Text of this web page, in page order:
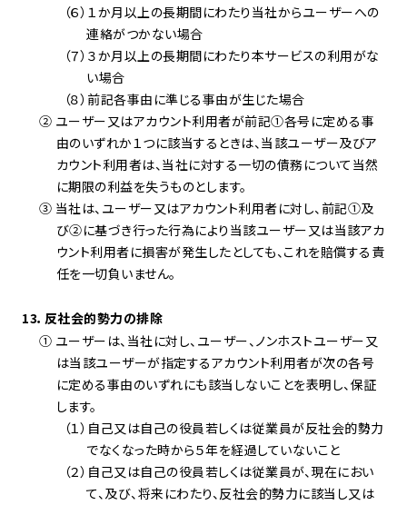
（６）１か月以上の長期間にわたり当社からユーザーへの
連絡がつかない場合
（７）３か月以上の長期間にわたり本サービスの利用がな
い場合
（８）前記各事由に準じる事由が生じた場合
② ユーザー又はアカウント利用者が前記①各号に定める事
由のいずれか１つに該当するときは、当該ユーザー及びア
カウント利用者は、当社に対する一切の債務について当然
に期限の利益を失うものとします。
③ 当社は、ユーザー又はアカウント利用者に対し、前記①及
び②に基づき行った行為により当該ユーザー又は当該アカ
ウント利用者に損害が発生したとしても、これを賠償する責
任を一切負いません。
13．反社会的勢力の排除
① ユーザーは、当社に対し、ユーザー、ノンホストユーザー又
は当該ユーザーが指定するアカウント利用者が次の各号
に定める事由のいずれにも該当しないことを表明し、保証
します。
（１）自己又は自己の役員若しくは従業員が反社会的勢力
でなくなった時から５年を経過していないこと
（２）自己又は自己の役員若しくは従業員が、現在におい
て、及び、将来にわたり、反社会的勢力に該当し又は